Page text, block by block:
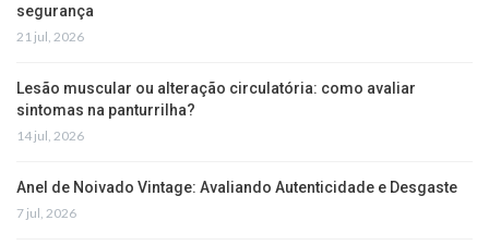
segurança
21 jul, 2026
Lesão muscular ou alteração circulatória: como avaliar
sintomas na panturrilha?
14 jul, 2026
Anel de Noivado Vintage: Avaliando Autenticidade e Desgaste
7 jul, 2026